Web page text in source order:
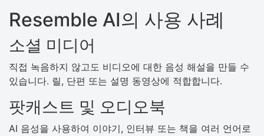
Resemble AI의 사용 사례
소셜 미디어
직접 녹음하지 않고도 비디오에 대한 음성 해설을 만들 수
있습니다. 릴, 단편 또는 설명 동영상에 적합합니다.
팟캐스트 및 오디오북
AI 음성을 사용하여 이야기, 인터뷰 또는 책을 여러 언어로